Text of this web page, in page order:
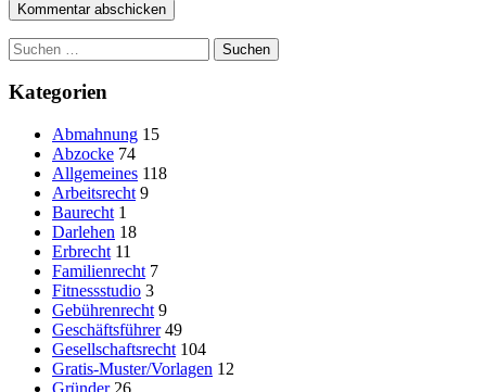
Suchen
nach:
Kategorien
Abmahnung 15
Abzocke 74
Allgemeines 118
Arbeitsrecht 9
Baurecht 1
Darlehen 18
Erbrecht 11
Familienrecht 7
Fitnessstudio 3
Gebührenrecht 9
Geschäftsführer 49
Gesellschaftsrecht 104
Gratis-Muster/Vorlagen 12
Gründer 26